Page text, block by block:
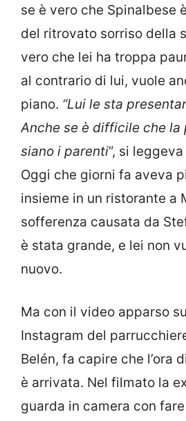
se è vero che Spinalbese
del ritrovato sorriso della
vero che lei ha troppa
al contrario di lui, vuole
piano. “Lui le sta
Anche se è difficile che la
siano i parenti”, si
Oggi che giorni fa aveva
insieme in un ristorante a
sofferenza causata da
è stata grande, e lei non
nuovo.
Ma con il video apparso
Instagram del
Belén, fa capire che l’ora
è arrivata. Nel filmato la
guarda in camera con